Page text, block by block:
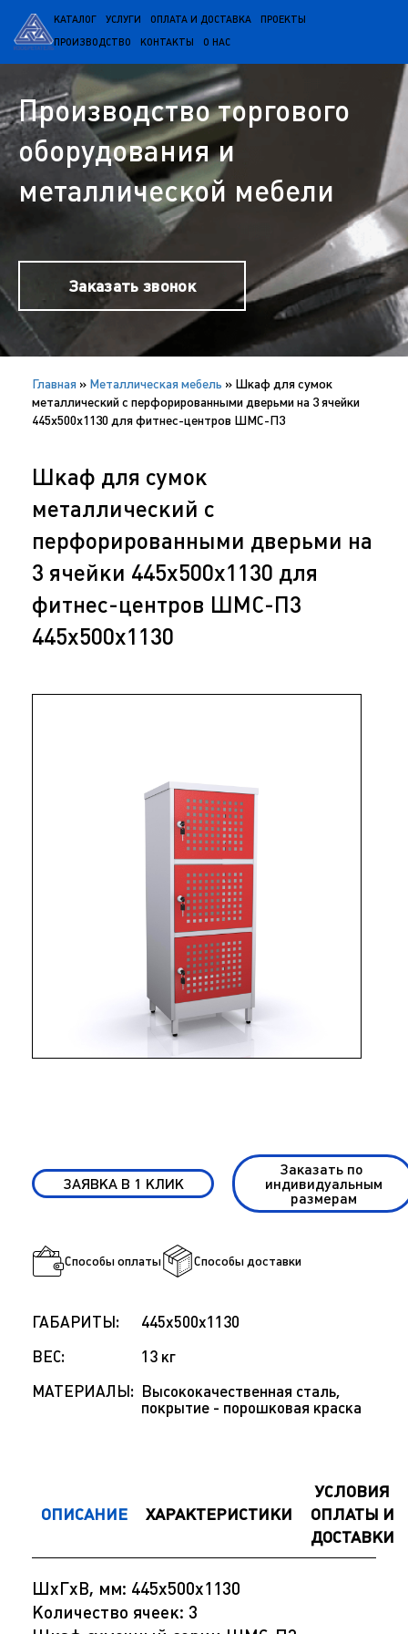
КАТАЛОГ УСЛУГИ ОПЛАТА И ДОСТАВКА ПРОЕКТЫ
ПРОИЗВОДСТВО КОНТАКТЫ О НАС
Производство торгового
оборудования и
металлической мебели
Заказать звонок
Главная » Металлическая мебель » Шкаф для сумок
металлический с перфорированными дверьми на 3 ячейки
445х500х1130 для фитнес-центров ШМС-П3
Шкаф для сумок
металлический с
перфорированными дверьми на
3 ячейки 445х500х1130 для
фитнес-центров ШМС-П3
445х500х1130
ЗАЯВКА В 1 КЛИК
Заказать по
индивидуальным
размерам
Способы оплаты Способы доставки
ГАБАРИТЫ:
445х500х1130
ВЕС:
13 кг
МАТЕРИАЛЫ: Высококачественная сталь,
покрытие - порошковая краска
ОПИСАНИЕ ХАРАКТЕРИСТИКИ
УСЛОВИЯ
ОПЛАТЫ И
ДОСТАВКИ
ШхГхВ, мм: 445х500х1130
Количество ячеек: 3